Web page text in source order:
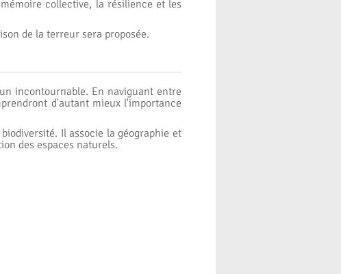
collective, la résilience et les
de la terreur sera proposée.
incontournable. En naviguant entre
d'autant mieux l'importance
Il associe la géographie et
des espaces naturels.